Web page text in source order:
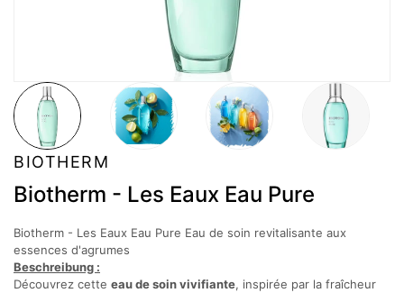
BIOTHERM
Biotherm - Les Eaux Eau Pure
Biotherm - Les Eaux Eau Pure Eau de soin revitalisante aux
essences d'agrumes
Beschreibung :
Découvrez cette eau de soin vivifiante, inspirée par la fraîcheur